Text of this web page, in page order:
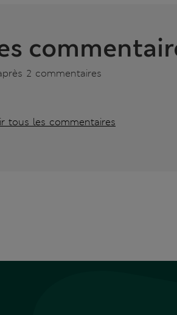
2 commentaires
tous les commentaires